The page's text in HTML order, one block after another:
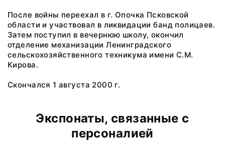
После войны переехал в г. Опочка Псковской
области и участвовал в ликвидации банд полицаев.
Затем поступил в вечернюю школу, окончил
отделение механизации Ленинградского
сельскохозяйственного техникума имени С.М.
Кирова.
Скончался 1 августа 2000 г.
Экспонаты, связанные с
персоналией